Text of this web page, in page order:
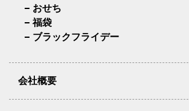
おせち
福袋
ブラックフライデー
会社概要